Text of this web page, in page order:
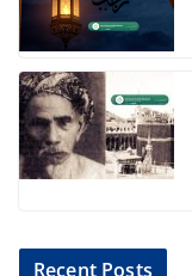
Recent Posts